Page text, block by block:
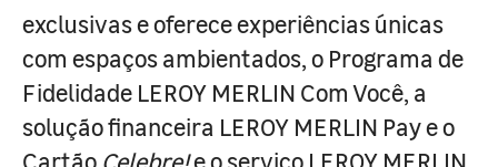
exclusivas e oferece experiências únicas
com espaços ambientados, o Programa de
Fidelidade LEROY MERLIN Com Você, a
solução financeira LEROY MERLIN Pay e o
Cartão Celebre!e o serviço LEROY MERLIN